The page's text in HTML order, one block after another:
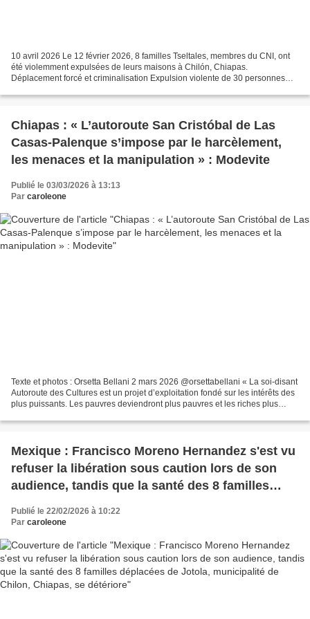
10 avril 2026 Le 12 février 2026, 8 familles Tseltales, membres du CNI, ont
été violemment expulsées de leurs maisons à Chilón, Chiapas.
Déplacement forcé et criminalisation Expulsion violente de 30 personnes
Chiapas : « L’autoroute San Cristóbal de Las
Casas-Palenque s’impose par le harcèlement,
les menaces et la manipulation » : Modevite
Publié le 03/03/2026 à 13:13
Par caroleone
Texte et photos : Orsetta Bellani 2 mars 2026 @orsettabellani « La soi-disant
Autoroute des Cultures est un projet d’exploitation fondé sur les intérêts des
plus puissants. Les pauvres deviendront plus pauvres et les riches plus
Mexique : Francisco Moreno Hernandez s'est vu
refuser la libération sous caution lors de son
audience, tandis que la santé des 8 familles
Chiapas, se détériore
Publié le 22/02/2026 à 10:22
Par caroleone